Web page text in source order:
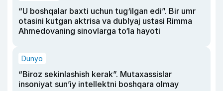
“U boshqalar baxti uchun tug‘ilgan edi”. Bir umr
otasini kutgan aktrisa va dublyaj ustasi Rimma
Ahmedovaning sinovlarga to‘la hayoti
Dunyo
“Biroz sekinlashish kerak”. Mutaxassislar
insoniyat sun’iy intellektni boshqara olmay